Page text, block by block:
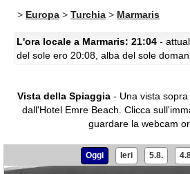
> Europa > Turchia > Marmaris
L'ora locale a Marmaris: 21:04 -
del sole ero 20:08, alba del sole
Vista della Spiaggia - Una vista
dall'Hotel Emre Beach. Clicca
guardare la webcam
Oggi Ieri 5.8.